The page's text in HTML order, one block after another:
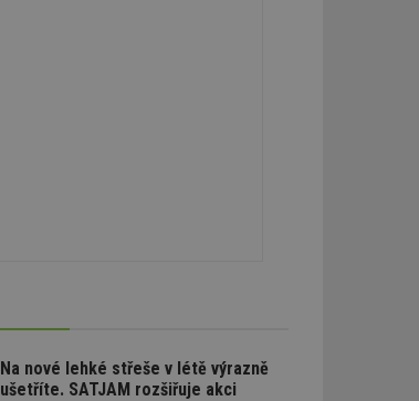
Na nové lehké střeše v létě výrazně
ušetříte. SATJAM rozšiřuje akci